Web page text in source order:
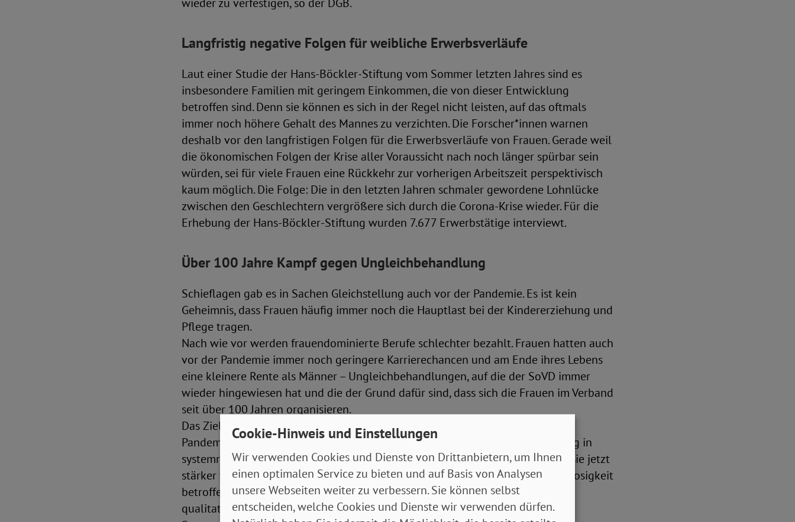
Langfristig negative Folgen für weibliche Erwerbsverläufe
Laut einer Studie der Hans-Böckler-Stiftung vom Sommer letzten Jahres sind es
insbesondere Familien mit geringem Einkommen, die von dieser Entwicklung
betroffen sind. Denn sie können es sich in der Regel nicht leisten, auf das oftmals
immer noch höhere Gehalt des Mannes zu verzichten. Die Forscher*innen warnen
deshalb vor den langfristigen Folgen für die Erwerbsverläufe von Frauen. Gerade weil
die ökonomischen Folgen der Krise aller Voraussicht nach noch länger spürbar sein
würden, sei für viele Frauen eine Rückkehr zur vorherigen Arbeitszeit perspektivisch
kaum möglich. Die Folge: Die in den letzten Jahren schmaler gewordene Lohnlücke
zwischen den Geschlechtern vergrößere sich durch die Corona-Krise wieder. Für die
Erhebung der Hans-Böckler-Stiftung wurden 7.677 Erwerbstätige interviewt.
Über 100 Jahre Kampf gegen Ungleichbehandlung
Schieflagen gab es in Sachen Gleichstellung auch vor der Pandemie. Es ist kein
Geheimnis, dass Frauen häufig immer noch die Hauptlast bei der Kindererziehung und
Pflege tragen.
Nach wie vor werden frauendominierte Berufe schlechter bezahlt. Frauen hatten auch
vor der Pandemie immer noch geringere Karrierechancen und am Ende ihres Lebens
eine kleinere Rente als Männer – Ungleichbehandlungen, auf die der SoVD immer
wieder hingewiesen hat und die der Grund dafür sind, dass sich die Frauen im Verband
seit über 100 Jahren organisieren.
Das Ziel, endlich eine vollständige Gleichstellung zu erreichen, rückt mit der
Pandemie wieder ein Stück weiter in die Ferne. Denn gerade weil Frauen häufig in
systemrelevanten und zugleich weniger gut bezahlten Berufen arbeiten, sind sie jetzt
stärker von Einkommens-einbußen durch Freistellung, Kurzarbeit und Arbeitslosigkeit
betroffen. Und die langjährige Forderung nach einer bedarfsgerechten und
qualitativen Kinderbetreuung – wesentliche Voraussetzung für das Teilen von
Cookie-Hinweis und Einstellungen
Wir verwenden Cookies und Dienste von Drittanbietern, um Ihnen
einen optimalen Service zu bieten und auf Basis von Analysen
unsere Webseiten weiter zu verbessern. Sie können selbst
entscheiden, welche Cookies und Dienste wir verwenden dürfen.